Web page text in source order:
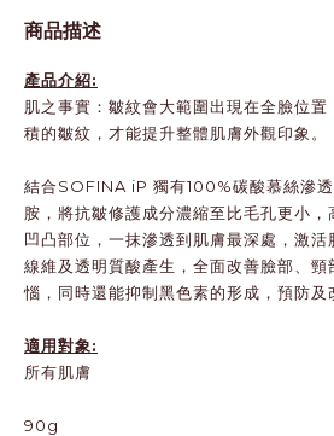
商品描述
產品介紹:
肌之事實：皺紋會大範圍出現在全臉位
積的皺紋，才能提升整體肌膚外觀印象。
結合SOFINA iP 獨有100%碳酸慕絲滲
胺，將抗皺修護成分濃縮至比毛孔更小
凹凸部位，一抹滲透到肌膚最深處，激活
線維及透明質酸產生，全面改善臉部、
惱，同時還能抑制黑色素的形成，預防及
適用對象:
所有肌膚
90g